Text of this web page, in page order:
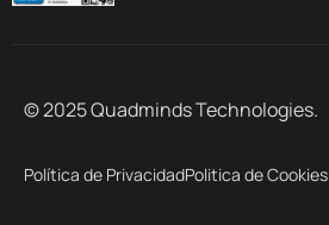
© 2025 Quadminds Technologies.
Política de PrivacidadPolitica de Cookies